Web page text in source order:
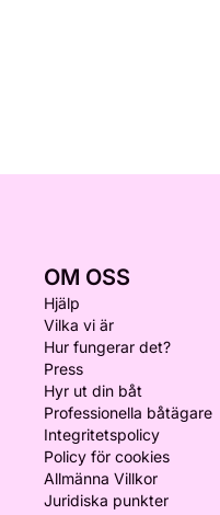
OM OSS
Hjälp
Vilka vi är
Hur fungerar det?
Press
Hyr ut din båt
Professionella båtägare
Integritetspolicy
Policy för cookies
Allmänna Villkor
Juridiska punkter